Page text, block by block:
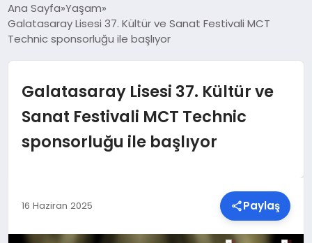
EKONOMI
SAĞLIK
Ana Sayfa Yaşam
Galatasaray Lisesi 37. Kültür ve Sanat Festivali MCT
Technic sponsorluğu ile başlıyor
Galatasaray Lisesi 37. Kültür ve
Sanat Festivali MCT Technic
sponsorluğu ile başlıyor
16 Haziran 2025 Paylaş